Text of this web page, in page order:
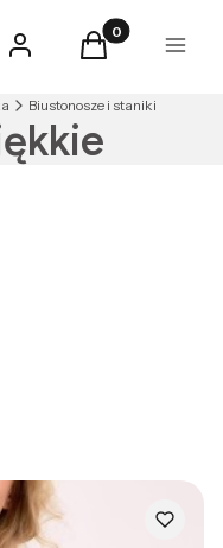
Zaloguj sięProdukty w
Koszyk Menu
Biustonosze i staniki